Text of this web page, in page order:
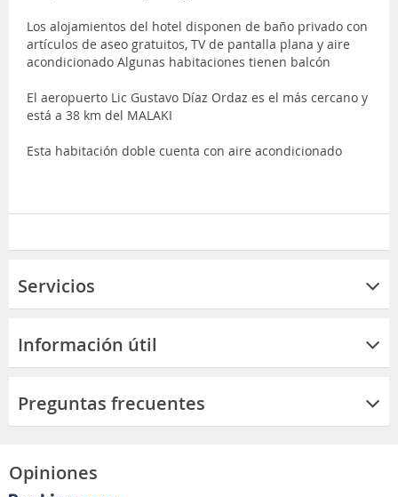
Los alojamientos del hotel disponen de baño privado con
artículos de aseo gratuitos, TV de pantalla plana y aire
acondicionado Algunas habitaciones tienen balcón
El aeropuerto Lic Gustavo Díaz Ordaz es el más cercano y
está a 38 km del MALAKI
Esta habitación doble cuenta con aire acondicionado
Servicios
Información útil
Preguntas frecuentes
Opiniones